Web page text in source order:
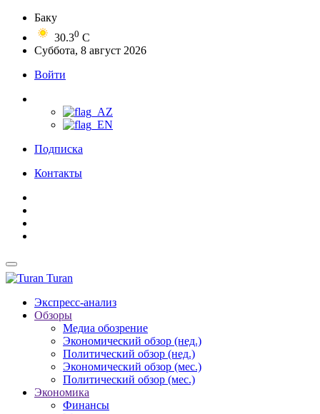
Баку
30.30 C
Суббота, 8 август 2026
Войти
Подписка
Контакты
Turan
Экспресс-анализ
Обзоры
Медиа обозрение
Экономический обзор (нед.)
Политический обзор (нед.)
Экономический обзор (мес.)
Политический обзор (мес.)
Экономика
Финансы